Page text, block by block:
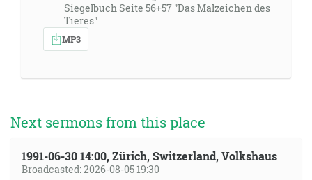
Siegelbuch Seite 56+57 "Das Malzeichen des
Tieres"
MP3
Next sermons from this place
1991-06-30 14:00, Zürich, Switzerland, Volkshaus
Broadcasted: 2026-08-05 19:30